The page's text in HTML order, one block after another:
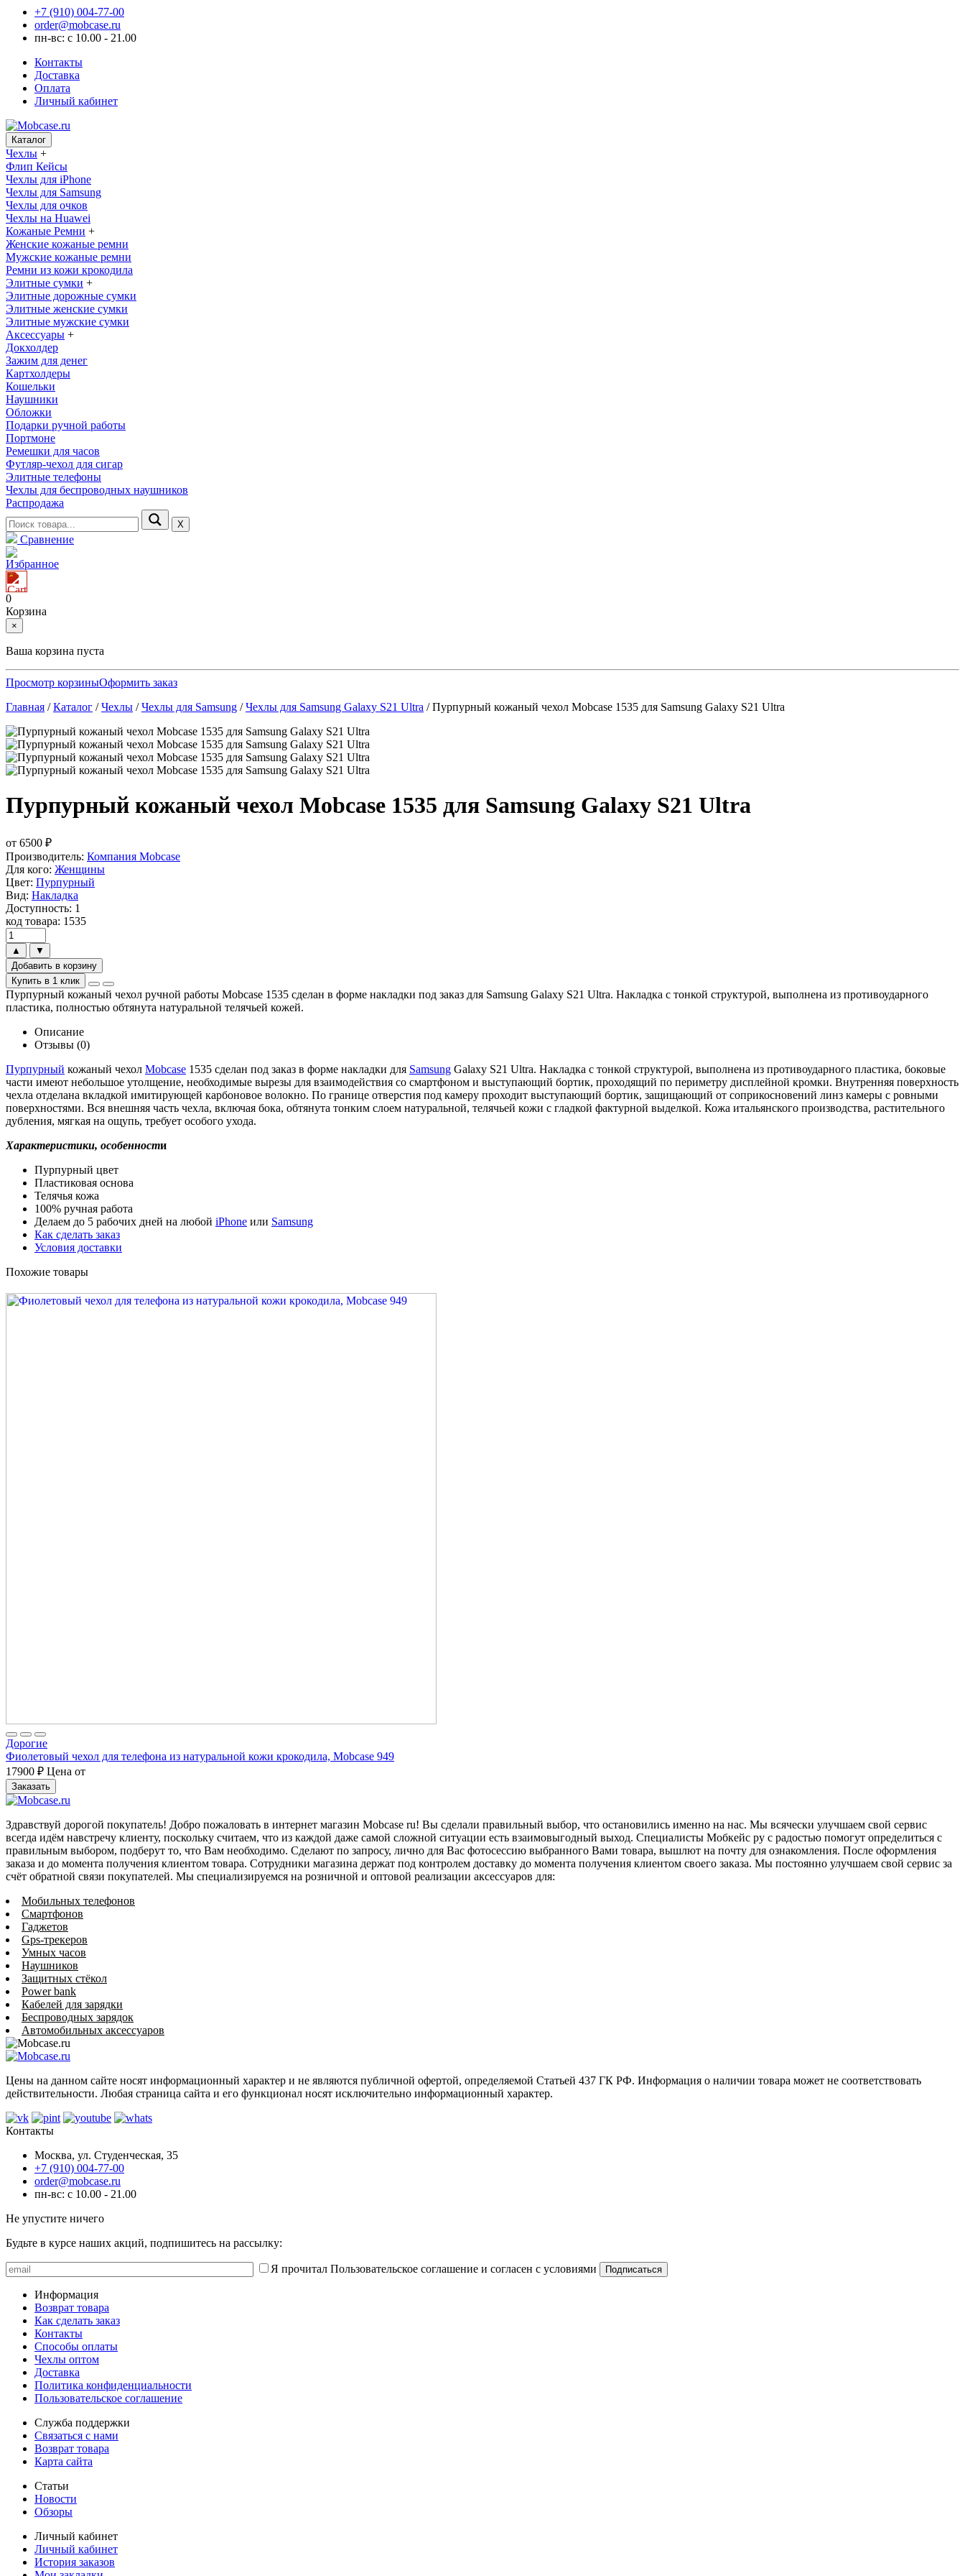
+7 (910) 004-77-00
order@mobcase.ru
пн-вс: с 10.00 - 21.00
Контакты
Доставка
Оплата
Личный кабинет
Каталог
Чехлы +
Флип Кейсы
Чехлы для iPhone
Чехлы для Samsung
Чехлы для очков
Чехлы на Huawei
Кожаные Ремни +
Женские кожаные ремни
Мужские кожаные ремни
Ремни из кожи крокодила
Элитные сумки +
Элитные дорожные сумки
Элитные женские сумки
Элитные мужские сумки
Аксессуары +
Докхолдер
Зажим для денег
Картхолдеры
Кошельки
Наушники
Обложки
Подарки ручной работы
Портмоне
Ремешки для часов
Футляр-чехол для сигар
Элитные телефоны
Чехлы для беспроводных наушников
Распродажа
Х
Сравнение
Избранное
0
Корзина
×
Ваша корзина пуста
Просмотр корзиныОформить заказ
Главная /Каталог /Чехлы /Чехлы для Samsung /Чехлы для Samsung Galaxy S21 Ultra /Пурпурный кожаный чехол Mobcase 1535 для Samsung Galaxy S21 Ultra
Пурпурный кожаный чехол Mobcase 1535 для Samsung Galaxy S21 Ultra
от 6500 ₽
Производитель: Компания Mobcase
Для кого: Женщины
Цвет: Пурпурный
Вид: Накладка
Доступность: 1
код товара: 1535
▲
▼
Добавить в корзину
Купить в 1 клик
Пурпурный кожаный чехол ручной работы Mobcase 1535 сделан в форме накладки под заказ для Samsung Galaxy S21 Ultra. Накладка с тонкой структурой, выполнена из противоударного
пластика, полностью обтянута натуральной телячьей кожей.
Описание
Отзывы (0)
Пурпурный кожаный чехол Mobcase 1535 сделан под заказ в форме накладки для Samsung Galaxy S21 Ultra. Накладка с тонкой структурой, выполнена из противоударного пластика, боковые
части имеют небольшое утолщение, необходимые вырезы для взаимодействия со смартфоном и выступающий бортик, проходящий по периметру дисплейной кромки. Внутренняя поверхность
чехла отделана вкладкой имитирующей карбоновое волокно. По границе отверстия под камеру проходит выступающий бортик, защищающий от соприкосновений линз камеры с ровными
поверхностями. Вся внешняя часть чехла, включая бока, обтянута тонким слоем натуральной, телячьей кожи с гладкой фактурной выделкой. Кожа итальянского производства, растительного
дубления, мягкая на ощупь, требует особого ухода.
Характеристики, особенности
Пурпурный цвет
Пластиковая основа
Телячья кожа
100% ручная работа
Делаем до 5 рабочих дней на любой iPhone или Samsung
Как сделать заказ
Условия доставки
Похожие товары
Дорогие
Фиолетовый чехол для телефона из натуральной кожи крокодила, Mobcase 949
17900 ₽ Цена от
Заказать
Здравствуй дорогой покупатель! Добро пожаловать в интернет магазин Mobcase ru! Вы сделали правильный выбор, что остановились именно на нас. Мы всячески улучшаем свой сервис
всегда идём навстречу клиенту, поскольку считаем, что из каждой даже самой сложной ситуации есть взаимовыгодный выход. Специалисты Мобкейс ру с радостью помогут определиться с
правильным выбором, подберут то, что Вам необходимо. Сделают по запросу, лично для Вас фотосессию выбранного Вами товара, вышлют на почту для ознакомления. После оформления
заказа и до момента получения клиентом товара. Сотрудники магазина держат под контролем доставку до момента получения клиентом своего заказа. Мы постоянно улучшаем свой сервис за
счёт обратной связи покупателей. Мы специализируемся на розничной и оптовой реализации аксессуаров для:
Мобильных телефонов
Смартфонов
Гаджетов
Gps-трекеров
Умных часов
Наушников
Защитных стёкол
Power bank
Кабелей для зарядки
Беспроводных зарядок
Автомобильных аксессуаров
Цены на данном сайте носят информационный характер и не являются публичной офертой, определяемой Статьей 437 ГК РФ. Информация о наличии товара может не соответствовать
действительности. Любая страница сайта и его функционал носят исключительно информационный характер.
Контакты
Москва, ул. Студенческая, 35
+7 (910) 004-77-00
order@mobcase.ru
пн-вс: с 10.00 - 21.00
Не упустите ничего
Будьте в курсе наших акций, подпишитесь на рассылку:
Я прочитал Пользовательское соглашение и согласен с условиями
Информация
Возврат товара
Как сделать заказ
Контакты
Способы оплаты
Чехлы оптом
Доставка
Политика конфиденциальности
Пользовательское соглашение
Служба поддержки
Связаться с нами
Возврат товара
Карта сайта
Статьи
Новости
Обзоры
Личный кабинет
Личный кабинет
История заказов